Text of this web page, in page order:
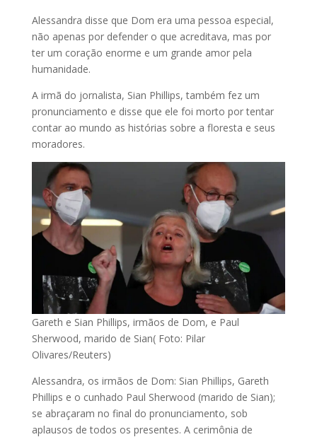
Alessandra disse que Dom era uma pessoa especial,
não apenas por defender o que acreditava, mas por
ter um coração enorme e um grande amor pela
humanidade.
A irmã do jornalista, Sian Phillips, também fez um
pronunciamento e disse que ele foi morto por tentar
contar ao mundo as histórias sobre a floresta e seus
moradores.
Gareth e Sian Phillips, irmãos de Dom, e Paul
Sherwood, marido de Sian( Foto: Pilar
Olivares/Reuters)
Alessandra, os irmãos de Dom: Sian Phillips, Gareth
Phillips e o cunhado Paul Sherwood (marido de Sian);
se abraçaram no final do pronunciamento, sob
aplausos de todos os presentes. A cerimônia de